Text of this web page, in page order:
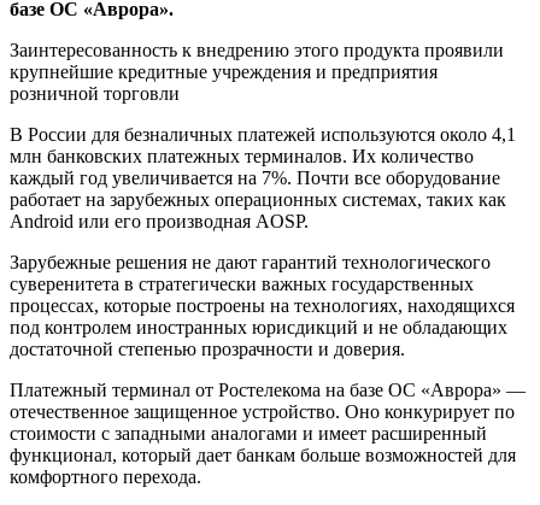
базе ОС «Аврора».
Заинтересованность к внедрению этого продукта проявили
крупнейшие кредитные учреждения и предприятия
розничной торговли
В России для безналичных платежей используются около 4,1
млн банковских платежных терминалов. Их количество
каждый год увеличивается на 7%. Почти все оборудование
работает на зарубежных операционных системах, таких как
Android или его производная AOSP.
Зарубежные решения не дают гарантий технологического
суверенитета в стратегически важных государственных
процессах, которые построены на технологиях, находящихся
под контролем иностранных юрисдикций и не обладающих
достаточной степенью прозрачности и доверия.
Платежный терминал от Ростелекома на базе ОС «Аврора» —
отечественное защищенное устройство. Оно конкурирует по
стоимости с западными аналогами и имеет расширенный
функционал, который дает банкам больше возможностей для
комфортного перехода.